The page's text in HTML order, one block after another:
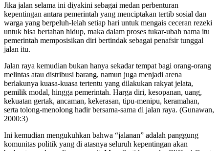
Jika jalan selama ini diyakini sebagai medan perbenturan
kepentingan antara pemerintah yang menciptakan tertib sosial dan
warga yang berpeluh-lelah setiap hari untuk mengais ceceran rezeki
untuk bisa bertahan hidup, maka dalam proses tukar-ubah nama itu
pemerintah memposisikan diri bertindak sebagai penafsir tunggal
jalan itu.
Jalan raya kemudian bukan hanya sekadar tempat bagi orang-orang
melintas atau distribusi barang, namun juga menjadi arena
berlakunya kuasa-kuasa tertentu yang dilakukan rakyat jelata,
pemilik modal, hingga pemerintah. Harga diri, kesopanan, uang,
kekuatan gertak, ancaman, kekerasan, tipu-menipu, keramahan,
serta tolong-menolong hadir bersama-sama di jalan raya. (Gunawan,
2000:3)
Ini kemudian mengukuhkan bahwa “jalanan” adalah panggung
komunitas politik yang di atasnya seluruh kepentingan akan